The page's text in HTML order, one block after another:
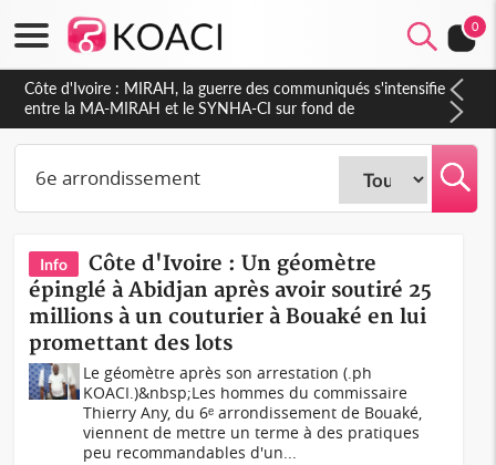
0
Côte d'Ivoire : MIRAH, la guerre des communiqués s'intensifie
entre la MA-MIRAH et le SYNHA-CI sur fond de
gouvernance et le projet de précompte sur les salaires des
agents
Info
Côte d'Ivoire : Un géomètre
épinglé à Abidjan après avoir soutiré 25
millions à un couturier à Bouaké en lui
promettant des lots
Le géomètre après son arrestation (.ph
KOACI.)&nbsp;Les hommes du commissaire
Thierry Any, du 6ᵉ arrondissement de Bouaké,
viennent de mettre un terme à des pratiques
peu recommandables d'un...